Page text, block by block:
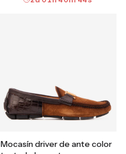
Mocasín driver de ante color